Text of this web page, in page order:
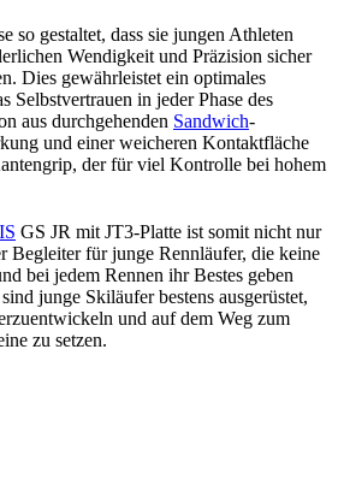
so gestaltet, dass sie jungen Athleten
Wendigkeit und Präzision sicher
Dies gewährleistet ein optimales
Selbstvertrauen in jeder Phase des
aus durchgehenden Sandwich-
und einer weicheren Kontaktfläche
der für viel Kontrolle bei hohem
GS JR mit JT3-Platte ist somit nicht nur
Begleiter für junge Rennläufer, die keine
bei jedem Rennen ihr Bestes geben
junge Skiläufer bestens ausgerüstet,
und auf dem Weg zum
zu setzen.